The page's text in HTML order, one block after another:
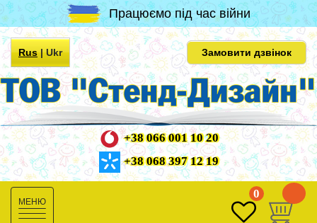
Працюємо під час війни
Rus|Ukr Замовити дзвінок
+38 066 001 10 20
+38 068 397 12 19
Toggle
0